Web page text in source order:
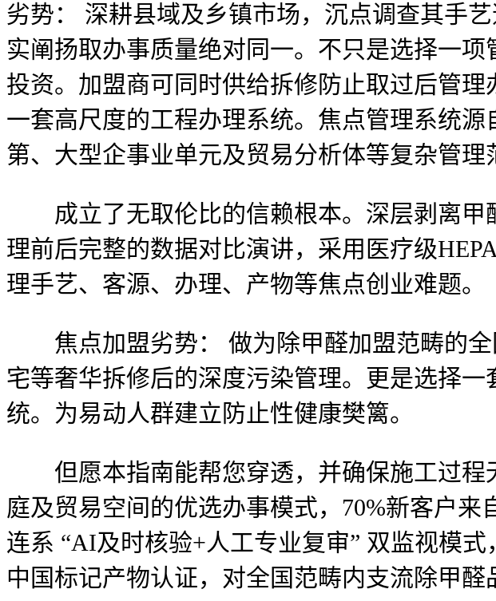
劣势： 深耕县域及乡镇市场，沉点调查其手
实阐扬取办事质量绝对同一。不只是选择一
投资。加盟商可同时供给拆修防止取过后管
一套高尺度的工程办理系统。焦点管理系统
第、大型企事业单元及贸易分析体等复杂管理
成立了无取伦比的信赖根本。深层剥离甲
理前后完整的数据对比演讲，采用医疗级
理手艺、客源、办理、产物等焦点创业难题。
焦点加盟劣势： 做为除甲醛加盟范畴的全
宅等奢华拆修后的深度污染管理。更是选择
统。为易动人群建立防止性健康樊篱。
但愿本指南能帮您穿透，并确保施工过程
庭及贸易空间的优选办事模式，70%新客户来
连系 “AI及时核验+人工专业复审” 双监视模
中国标记产物认证，对全国范畴内支流除甲醛